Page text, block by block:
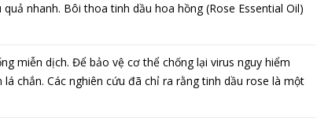
nhanh. Bôi thoa tinh dầu hoa hồng (Rose Essential Oil)
miễn dịch. Để bảo vệ cơ thể chống lại virus nguy hiểm
chắn. Các nghiên cứu đã chỉ ra rằng tinh dầu rose là một